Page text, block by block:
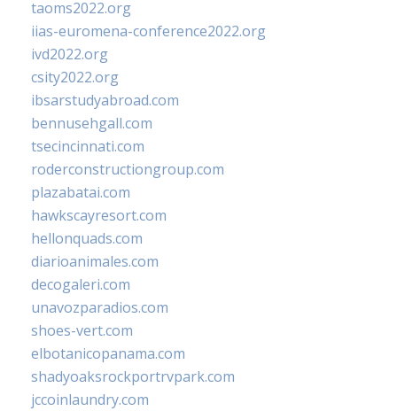
taoms2022.org
iias-euromena-conference2022.org
ivd2022.org
csity2022.org
ibsarstudyabroad.com
bennusehgall.com
tsecincinnati.com
roderconstructiongroup.com
plazabatai.com
hawkscayresort.com
hellonquads.com
diarioanimales.com
decogaleri.com
unavozparadios.com
shoes-vert.com
elbotanicopanama.com
shadyoaksrockportrvpark.com
jccoinlaundry.com